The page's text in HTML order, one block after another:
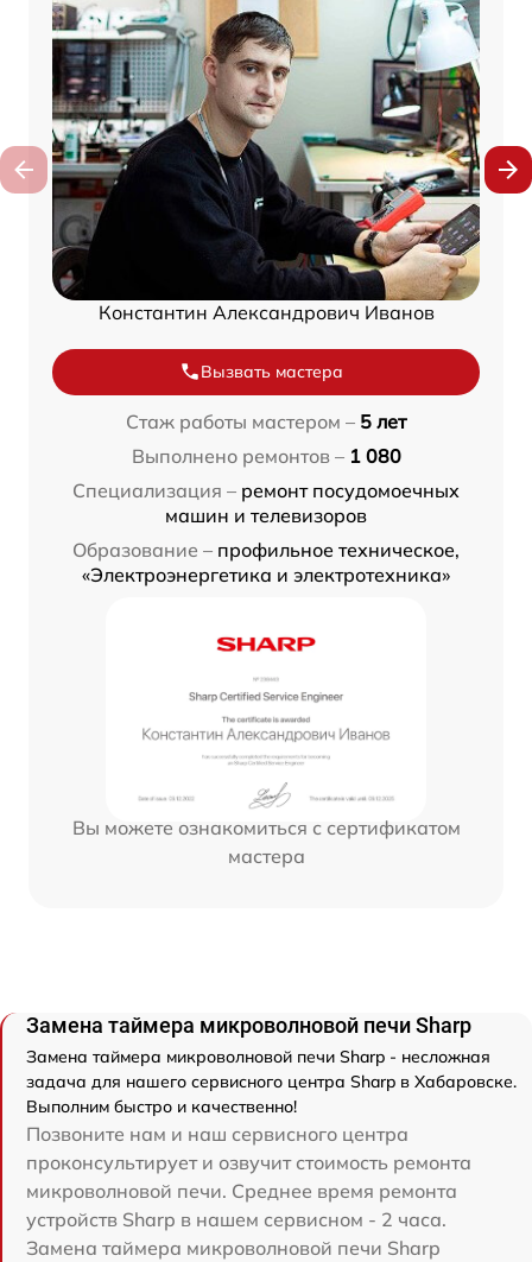
Константин Александрович Иванов
Вызвать мастера
Стаж работы мастером – 5 лет
Выполнено ремонтов – 1 080
Специализация – ремонт посудомоечных
машин и телевизоров
Образование – профильное техническое,
«Электроэнергетика и электротехника»
Вы можете ознакомиться с сертификатом
мастера
Замена таймера микроволновой печи Sharp
Замена таймера микроволновой печи Sharp - несложная
задача для нашего сервисного центра Sharp в Хабаровске.
Выполним быстро и качественно!
Позвоните нам и наш сервисного центра
проконсультирует и озвучит стоимость ремонта
микроволновой печи. Среднее время ремонта
устройств Sharp в нашем сервисном - 2 часа.
Замена таймера микроволновой печи Sharp